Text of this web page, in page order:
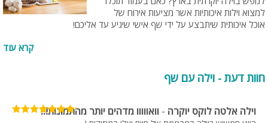
למצוא וילות איכותיות אשר מציעות אירוח של
אוכל איכותית שיתבצע על ידי שף אישי שיגיע עד אליכם!
קרא עוד
חוות דעת - וילה עם שף
וילה אלטה לוקס יוקרה - וואווווו מדהים יותר מהתמונות!!!